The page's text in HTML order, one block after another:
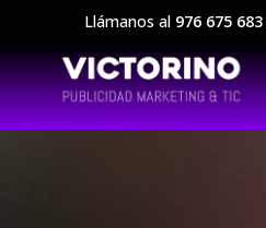
Llámanos al 976 675 683